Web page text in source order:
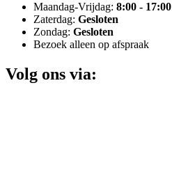
Maandag-Vrijdag: 8:00 - 17:00
Zaterdag: Gesloten
Zondag: Gesloten
Bezoek alleen op afspraak
Volg ons via: